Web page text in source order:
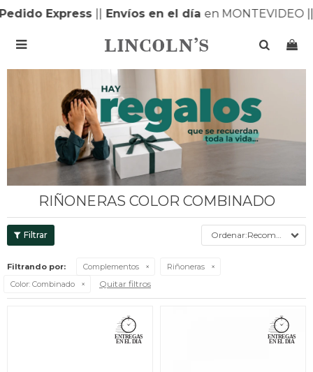
Express Envíos en el día en MONTEVIDEO |

RIÑONERAS COLOR COMBINADO
Recomendados
Filtrando por: Complementos
Riñoneras
Color: Combinado Quitar filtros